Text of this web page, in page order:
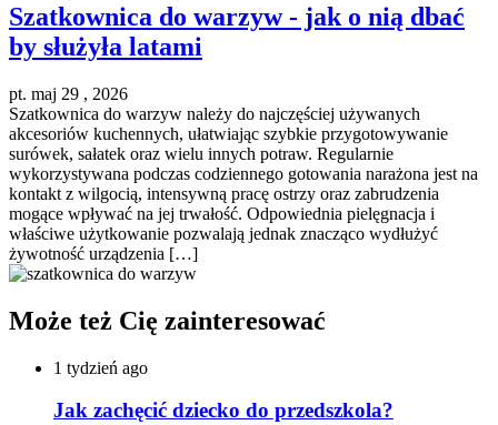
Szatkownica do warzyw - jak o nią dbać
by służyła latami
pt. maj 29 , 2026
Szatkownica do warzyw należy do najczęściej używanych
akcesoriów kuchennych, ułatwiając szybkie przygotowywanie
surówek, sałatek oraz wielu innych potraw. Regularnie
wykorzystywana podczas codziennego gotowania narażona jest na
kontakt z wilgocią, intensywną pracę ostrzy oraz zabrudzenia
mogące wpływać na jej trwałość. Odpowiednia pielęgnacja i
właściwe użytkowanie pozwalają jednak znacząco wydłużyć
żywotność urządzenia […]
Może też Cię zainteresować
1 tydzień ago
Jak zachęcić dziecko do przedszkola?